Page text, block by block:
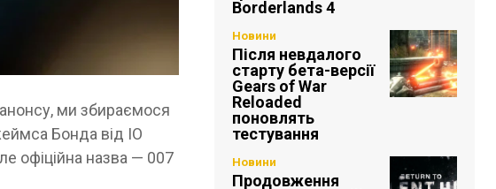
анонсу, ми збираємося
Бонда від IO
офіційна назва — 007
Borderlands 4
Новини
Після невдалого
старту бета-версії
Gears of War
Reloaded
поновлять
тестування
Новини
Продовження